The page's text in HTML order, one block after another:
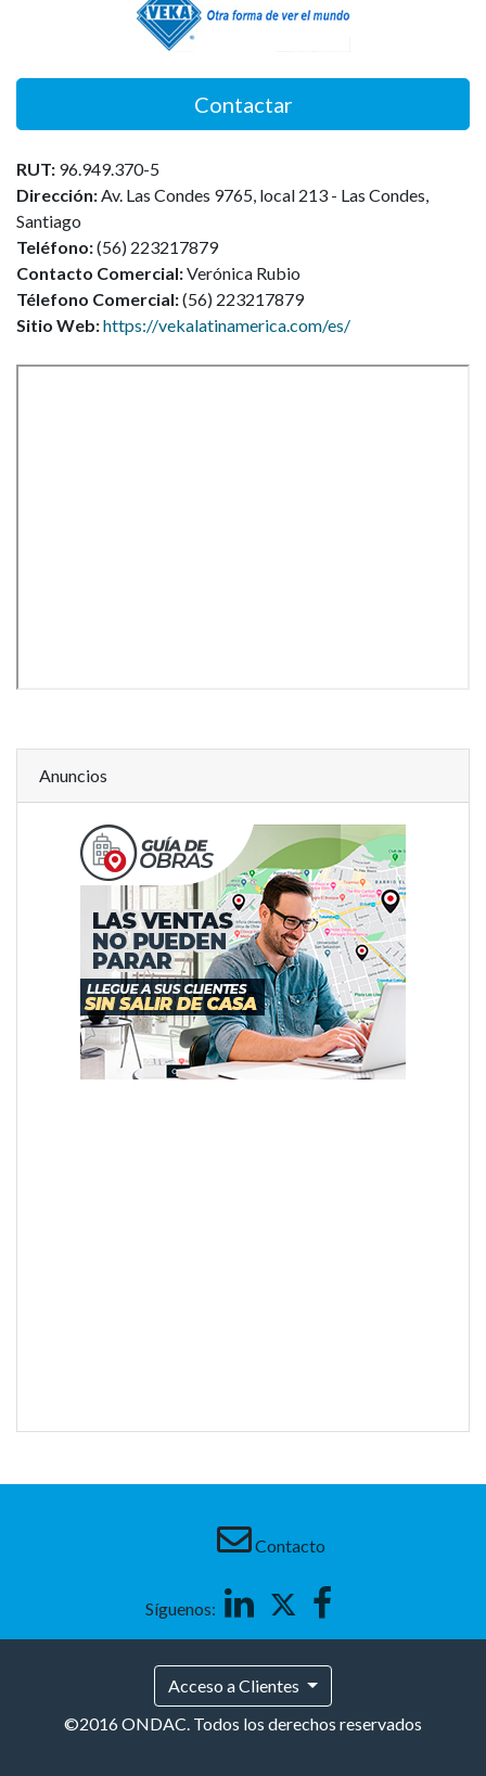
Contactar
RUT: 96.949.370-5
Dirección:Av. Las Condes 9765, local 213 - Las Condes,
Santiago
Teléfono:(56) 223217879
Contacto Comercial:Verónica Rubio
Télefono Comercial:(56) 223217879
Sitio Web:https://vekalatinamerica.com/es/
Anuncios
Contacto
Síguenos:
LinkedinTwitter
Acceso a Clientes
©2016 ONDAC. Todos los derechos reservados